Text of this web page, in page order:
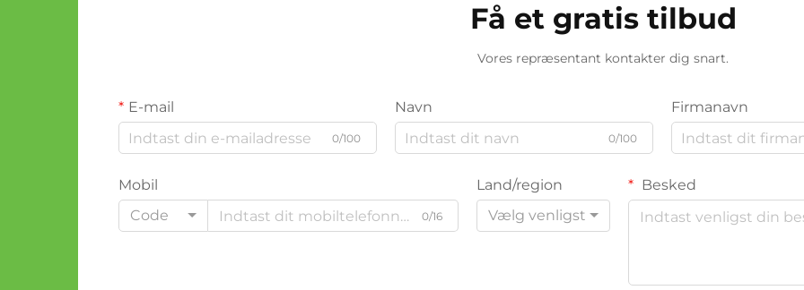
Få et gratis tilbud
Vores repræsentant kontakter dig snart.
E-mail
0/100
Navn
0/100
Firmanavn
Mobil
Code
0/16
Land/region
Vælg venligst
Besked